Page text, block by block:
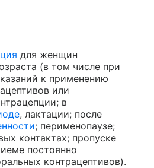
для женщин
(в том числе при
к применению
или
в
, лактации; после
; перименопаузе;
контактах; пропуске
постоянно
контрацептивов).